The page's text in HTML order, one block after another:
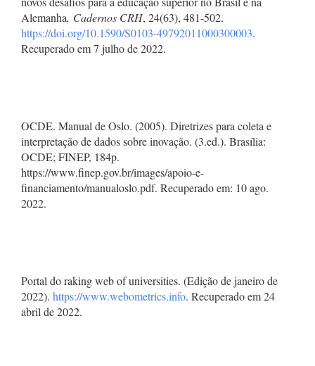
Alemanha. Cadernos CRH, 24(63), 481-502.
https://doi.org/10.1590/S0103-49792011000300003.
Recuperado em 7 julho de 2022.
OCDE. Manual de Oslo. (2005). Diretrizes para coleta e
interpretação de dados sobre inovação. (3.ed.). Brasília:
OCDE; FINEP, 184p.
https://www.finep.gov.br/images/apoio-e-
financiamento/manualoslo.pdf. Recuperado em: 10 ago.
2022.
Portal do raking web of universities. (Edição de janeiro de
2022). https://www.webometrics.info. Recuperado em 24
abril de 2022.